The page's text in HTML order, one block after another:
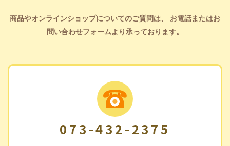
商品やオンラインショップについてのご質問は、
お電話またはお
問い合わせフォームより承っております。
073-432-2375